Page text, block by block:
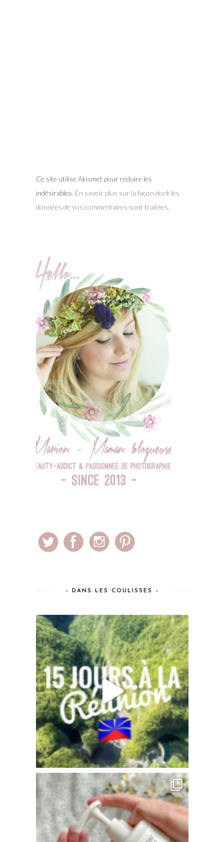
Ce site utilise Akismet pour réduire les
indésirables. En savoir plus sur la façon dont les
données de vos commentaires sont traitées.
– DANS LES COULISSES –